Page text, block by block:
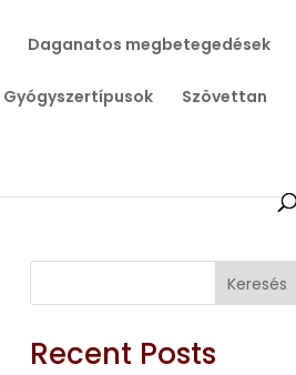
Daganatos megbetegedések
Gyógyszertípusok Szövettan
Keresés
Recent Posts